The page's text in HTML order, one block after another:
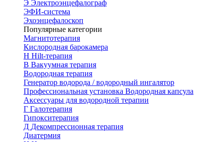
Э Электроэнцефалограф
ЭФИ-система
Эхоэнцефалоскоп
Популярные категории
Магнитотерапия
Кислородная барокамера
H Hilt-терапия
В Вакуумная терапия
Водородная терапия
Генератор водорода / водородный ингалятор
Профессиональная установка Водородная капсула
Аксессуары для водородной терапии
Г Галотерапия
Гипокситерапия
Д Декомпрессионная терапия
Диатермия